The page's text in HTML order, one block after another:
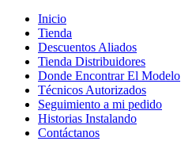
Inicio
Tienda
Descuentos Aliados
Tienda Distribuidores
Donde Encontrar El Modelo
Técnicos Autorizados
Seguimiento a mi pedido
Historias Instalando
Contáctanos